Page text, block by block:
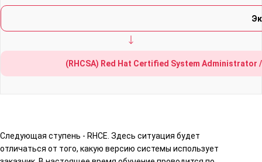
(RHCSA) Red Hat Certified System
Следующая ступень - RHCE. Здесь ситуация будет
отличаться от того, какую версию системы использует